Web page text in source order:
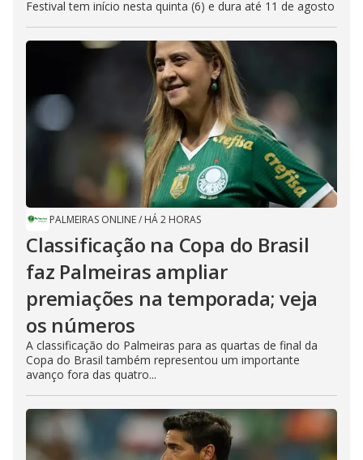
Festival tem início nesta quinta (6) e dura até 11 de agosto
PALMEIRAS ONLINE/ HÁ 2 HORAS
Classificação na Copa do Brasil
faz Palmeiras ampliar
premiações na temporada; veja
os números
A classificação do Palmeiras para as quartas de final da
Copa do Brasil também representou um importante
avanço fora das quatro...